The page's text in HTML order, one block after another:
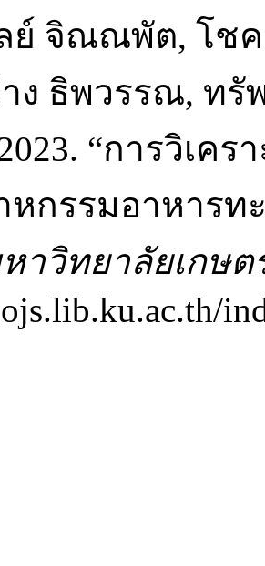
ย์ จิณณพัต, โช
ง ธิพวรรณ, ทรั
“การวิเค
หกรรมอาหารท
าวิทยาลัยเกษต